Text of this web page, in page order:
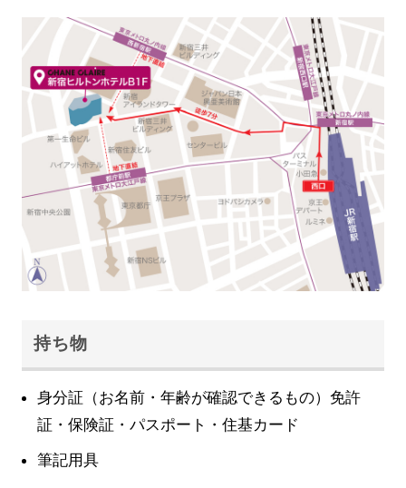
持ち物
身分証（お名前・年齢が確認できるもの）免許
証・保険証・パスポート・住基カード
筆記用具